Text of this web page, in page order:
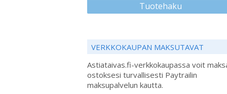
Tuotehaku
VERKKOKAUPAN MAKSUTAVAT
Astiataivas.fi-verkkokaupassa voit
ostoksesi turvallisesti Paytrailin
maksupalvelun kautta.